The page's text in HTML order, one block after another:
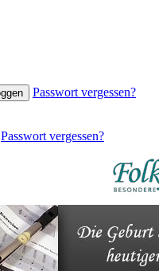
Passwort vergessen?
Passwort vergessen?